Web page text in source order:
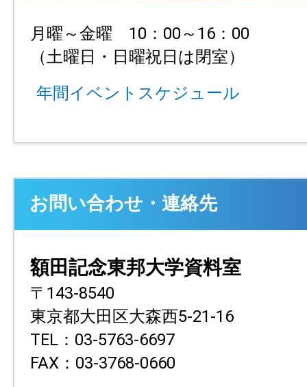
月曜～金曜 10：00～16：00
（土曜日・日曜祝日は閉室）
年間イベントスケジュール
お問い合わせ・連絡先
額田記念東邦大学資料室
〒143-8540
東京都大田区大森西5-21-16
TEL：03-5763-6697
FAX：03-3768-0660